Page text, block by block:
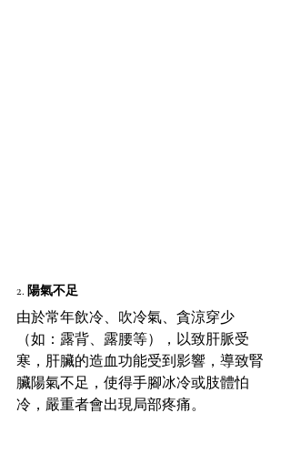
2. 陽氣不足
由於常年飲冷、吹冷氣、貪涼穿少
（如：露背、露腰等），以致肝脈受
寒，肝臟的造血功能受到影響，導致腎
臟陽氣不足，使得手腳冰冷或肢體怕
冷，嚴重者會出現局部疼痛。